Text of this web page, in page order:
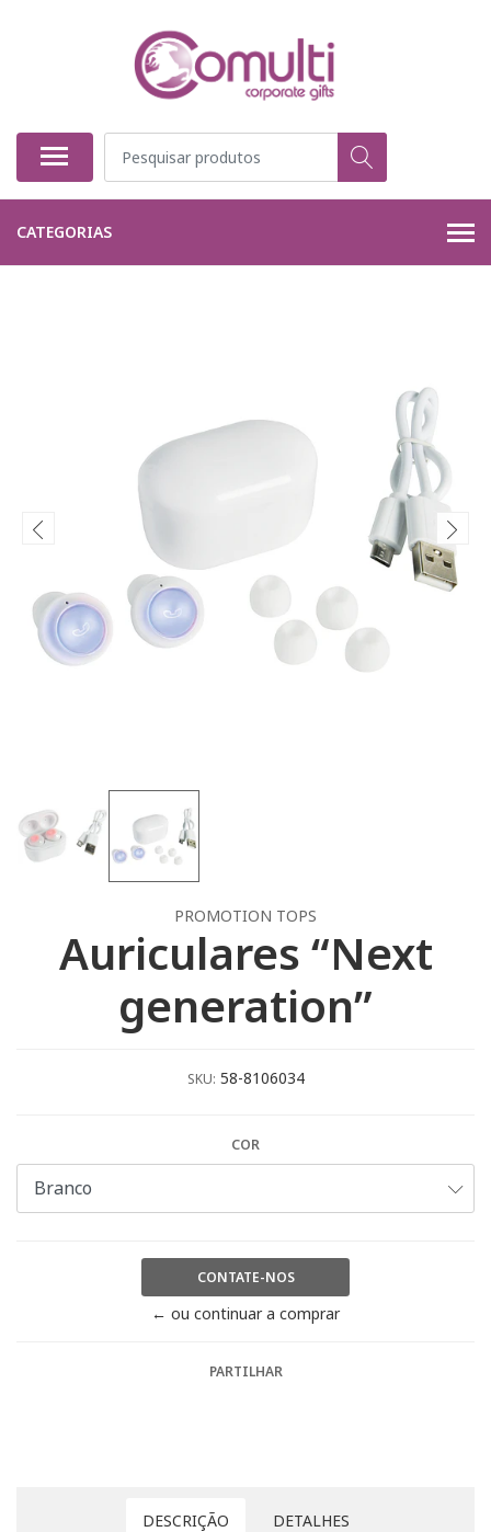
CATEGORIAS
PROMOTION TOPS
Auriculares “Next
generation”
SKU: 58-8106034
COR
CONTATE-NOS
← ou continuar a comprar
PARTILHAR
DESCRIÇÃO DETALHES